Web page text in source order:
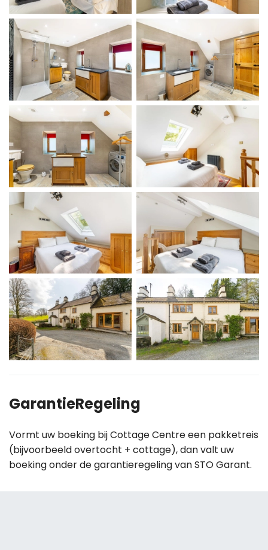
GarantieRegeling
Vormt uw boeking bij Cottage Centre een pakketreis
(bijvoorbeeld overtocht + cottage), dan valt uw
boeking onder de garantieregeling van STO Garant.